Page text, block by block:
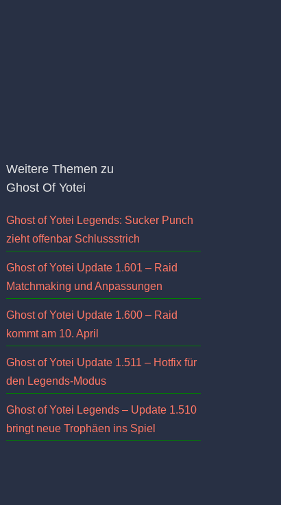
Weitere Themen zu
Ghost Of Yotei
Ghost of Yotei Legends: Sucker Punch
zieht offenbar Schlussstrich
Ghost of Yotei Update 1.601 – Raid
Matchmaking und Anpassungen
Ghost of Yotei Update 1.600 – Raid
kommt am 10. April
Ghost of Yotei Update 1.511 – Hotfix für
den Legends-Modus
Ghost of Yotei Legends – Update 1.510
bringt neue Trophäen ins Spiel